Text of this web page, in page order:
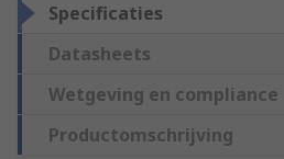
Specificaties
Datasheets
Wetgeving en compliance
Productomschrijving